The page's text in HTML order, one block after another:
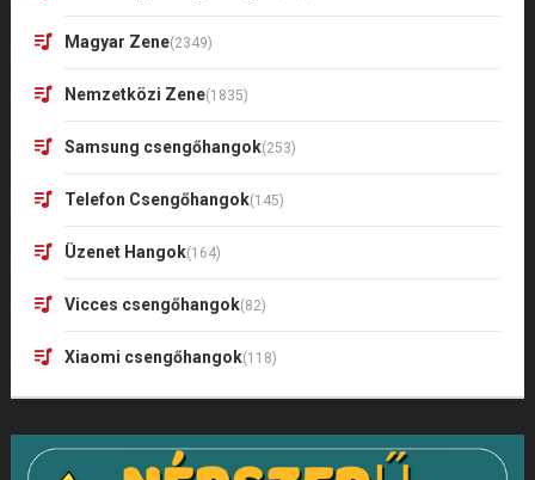
Magyar Zene(2349)
Nemzetközi Zene(1835)
Samsung csengőhangok(253)
Telefon Csengőhangok(145)
Üzenet Hangok(164)
Vicces csengőhangok(82)
Xiaomi csengőhangok(118)